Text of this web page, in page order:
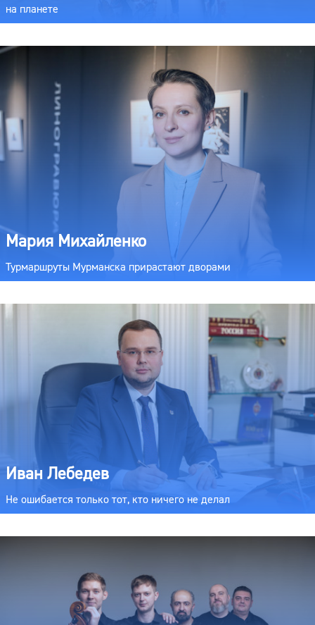
на планете
Мария Михайленко
Турмаршруты Мурманска прирастают дворами
Иван Лебедев
Не ошибается только тот, кто ничего не делал